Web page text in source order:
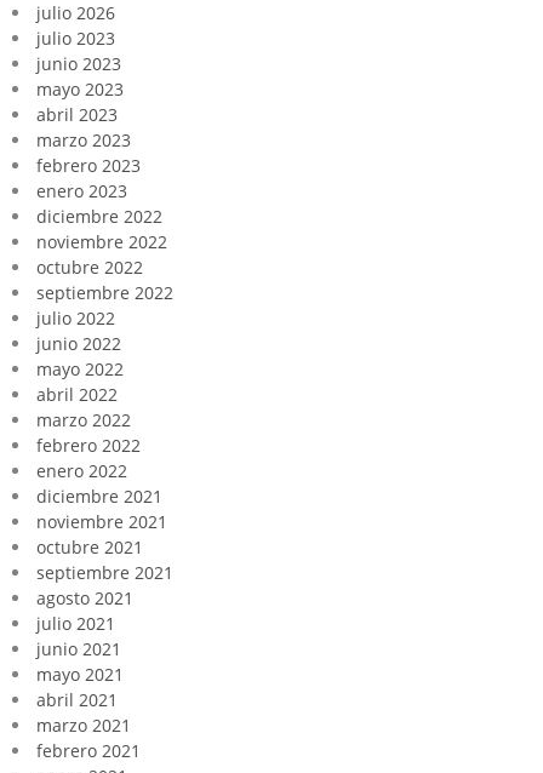
julio 2026
julio 2023
junio 2023
mayo 2023
abril 2023
marzo 2023
febrero 2023
enero 2023
diciembre 2022
noviembre 2022
octubre 2022
septiembre 2022
julio 2022
junio 2022
mayo 2022
abril 2022
marzo 2022
febrero 2022
enero 2022
diciembre 2021
noviembre 2021
octubre 2021
septiembre 2021
agosto 2021
julio 2021
junio 2021
mayo 2021
abril 2021
marzo 2021
febrero 2021